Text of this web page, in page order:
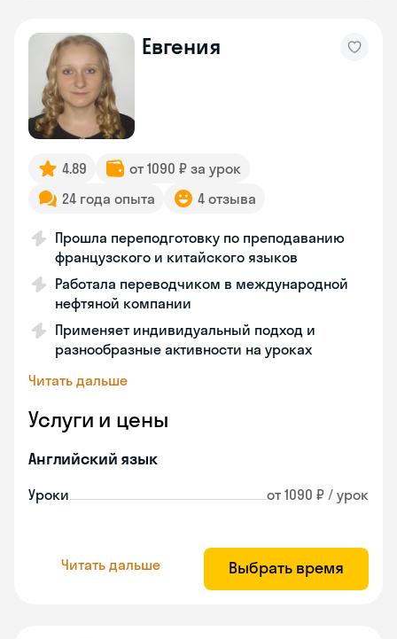
Евгения
4.89
от 1090 ₽ за урок
24 года опыта
4 отзыва
Прошла переподготовку по преподаванию
французского и китайского языков
Работала переводчиком в международной
нефтяной компании
Применяет индивидуальный подход и
разнообразные активности на уроках
Читать дальше
Услуги и цены
Английский язык
Уроки от 1090 ₽ / урок
Читать дальше Выбрать время